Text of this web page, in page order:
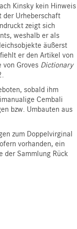
Kinsky kein Hinweis
der Urheberschaft
zeigt sich
weshalb er als
äußerst
er den Artikel von
von Groves Dictionary
sobald ihm
Cembali
bzw. Umbauten aus
zum Doppelvirginal
vorhanden, ein
der Sammlung Rück